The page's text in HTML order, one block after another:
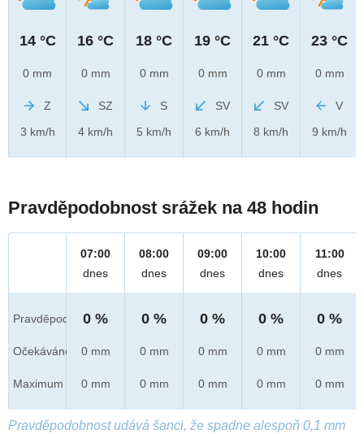
14 °C
0 mm
Z
3 km/h
16 °C
0 mm
SZ
4 km/h
18 °C
0 mm
S
5 km/h
19 °C
0 mm
SV
6 km/h
21 °C
0 mm
SV
8 km/h
23 °C
0 mm
V
9 km/h
Pravděpodobnost srážek na 48 hodin
Pravděpod.
Očekáváno
Maximum
07:00
dnes
0 %
0 mm
0 mm
08:00
dnes
0 %
0 mm
0 mm
09:00
dnes
0 %
0 mm
0 mm
10:00
dnes
0 %
0 mm
0 mm
11:00
dnes
0 %
0 mm
0 mm
Pravděpodobnost udává šanci, že spadne alespoň 0,1 mm